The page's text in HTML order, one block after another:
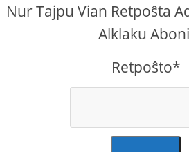
Nur Tajpu Vian Retpoŝta
Alklaku
Retpoŝto*